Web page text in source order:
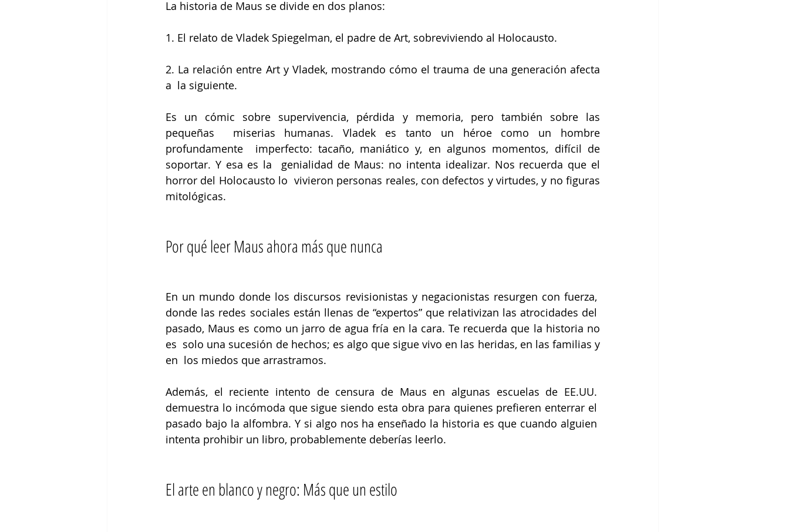
La historia de Maus se divide en dos planos:
1. El relato de Vladek Spiegelman, el padre de Art, sobreviviendo al Holocausto.
2. La relación entre Art y Vladek, mostrando cómo el trauma de una generación afecta
a  la siguiente.
Es un cómic sobre supervivencia, pérdida y memoria, pero también sobre las
pequeñas  miserias humanas. Vladek es tanto un héroe como un hombre
profundamente  imperfecto: tacaño, maniático y, en algunos momentos, difícil de
soportar. Y esa es la  genialidad de Maus: no intenta idealizar. Nos recuerda que el
horror del Holocausto lo  vivieron personas reales, con defectos y virtudes, y no figuras
mitológicas.
Por qué leer Maus ahora más que nunca
En un mundo donde los discursos revisionistas y negacionistas resurgen con fuerza,
donde las redes sociales están llenas de “expertos” que relativizan las atrocidades del
pasado, Maus es como un jarro de agua fría en la cara. Te recuerda que la historia no
es  solo una sucesión de hechos; es algo que sigue vivo en las heridas, en las familias y
en  los miedos que arrastramos.
Además, el reciente intento de censura de Maus en algunas escuelas de EE.UU.
demuestra lo incómoda que sigue siendo esta obra para quienes prefieren enterrar el
pasado bajo la alfombra. Y si algo nos ha enseñado la historia es que cuando alguien
intenta prohibir un libro, probablemente deberías leerlo.
El arte en blanco y negro: Más que un estilo